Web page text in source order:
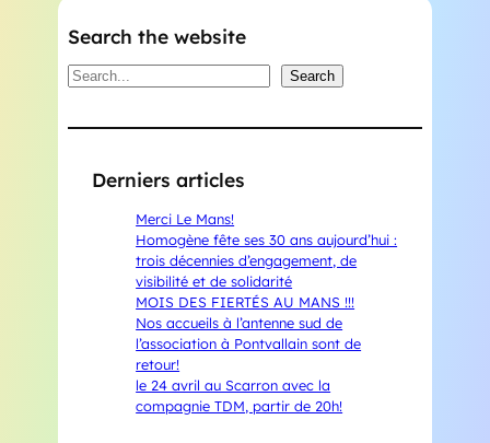
Search the website
Search Search
Derniers articles
Merci Le Mans!
Homogène fête ses 30 ans aujourd’hui :
trois décennies d’engagement, de
visibilité et de solidarité
MOIS DES FIERTÉS AU MANS !!!
Nos accueils à l’antenne sud de
l’association à Pontvallain sont de
retour!
le 24 avril au Scarron avec la
compagnie TDM, partir de 20h!